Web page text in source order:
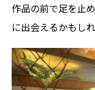
作品の前で足を止
に出会えるかもしれ